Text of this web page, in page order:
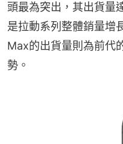
頭最為突出，其出貨量
是拉動系列整體銷量增
Max的出貨量則為前代
勢。